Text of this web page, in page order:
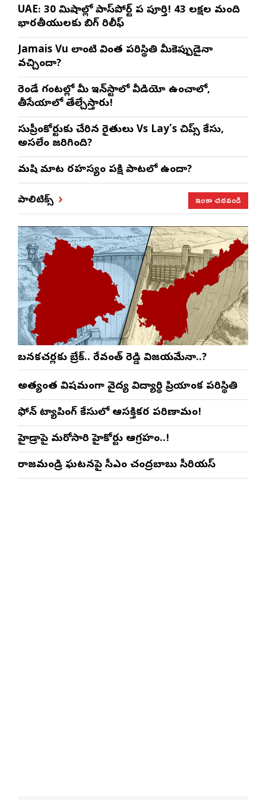
UAE: 30 నిమిషాల్లో పాస్‌పోర్ట్ పని పూర్తి! 43 లక్షల మంది
భారతీయులకు బిగ్ రిలీఫ్
Jamais Vu లాంటి వింత పరిస్థితి మీకెప్పుడైనా
వచ్చిందా?
రెండే గంటల్లో మీ ఇన్‌స్టాలో వీడియో ఉంచాలో,
తీసేయాలో తేల్చేస్తారు!
సుప్రీంకోర్టుకు చేరిన రైతులు Vs Lay’s చిప్స్‌ కేసు,
అసలేం జరిగింది?
మనిషి మాట రహస్యం పక్షి పాటలో ఉందా?
పాలిటిక్స్ ఇంకా చదవండి
బనకచర్లకు బ్రేక్.. రేవంత్ రెడ్డి విజయమేనా..?
అత్యంత విషమంగా వైద్య విద్యార్థిని ప్రియాంక పరిస్థితి
ఫోన్ ట్యాపింగ్ కేసులో ఆసక్తికర పరిణామం!
హైడ్రాపై మరోసారి హైకోర్టు ఆగ్రహం..!
రాజమండ్రి ఘటనపై సీఎం చంద్రబాబు సీరియస్